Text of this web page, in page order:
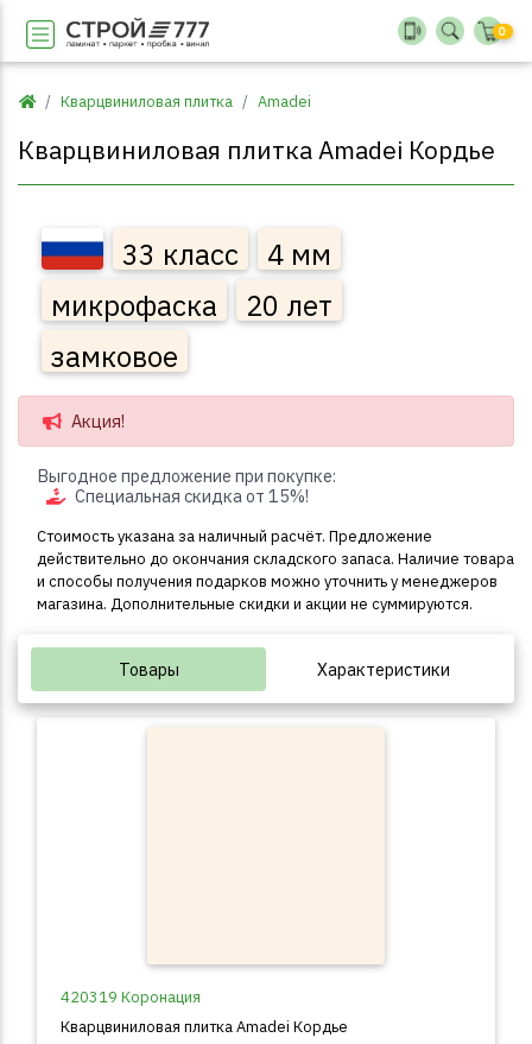
0
Кварцвиниловая плитка Amadei
Кварцвиниловая плитка Amadei Кордье
33 класс
4 мм
микрофаска
20 лет
замковое
Акция!
Выгодное предложение при покупке:
Специальная скидка от 15%!
Стоимость указана за наличный расчёт. Предложение
действительно до окончания складского запаса. Наличие товара
и способы получения подарков можно уточнить у менеджеров
магазина. Дополнительные скидки и акции не суммируются.
Товары Характеристики
420319 Коронация
Кварцвиниловая плитка Amadei Кордье